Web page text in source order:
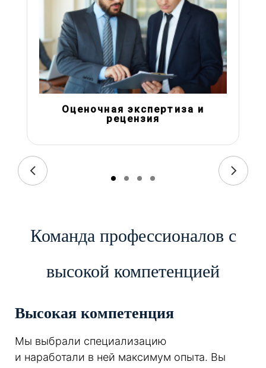
Оценочная экспертиза и
рецензия
Команда профессионалов с
высокой компетенцией
Высокая компетенция
Мы выбрали специализацию
и наработали в ней максимум опыта. Вы